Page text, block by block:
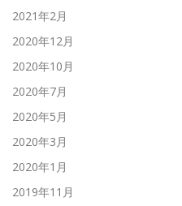
2021年2月
2020年12月
2020年10月
2020年7月
2020年5月
2020年3月
2020年1月
2019年11月